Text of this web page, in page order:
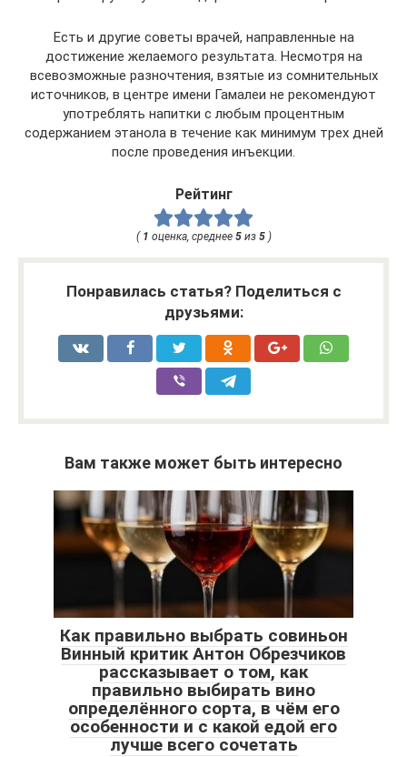
Есть и другие советы врачей, направленные на
достижение желаемого результата. Несмотря на
всевозможные разночтения, взятые из сомнительных
источников, в центре имени Гамалеи не рекомендуют
употреблять напитки с любым процентным
содержанием этанола в течение как минимум трех дней
после проведения инъекции.
Рейтинг
( 1 оценка, среднее 5из 5)
Понравилась статья? Поделиться с
друзьями:
Вам также может быть интересно
Как правильно выбрать совиньон
Винный критик Антон Обрезчиков
рассказывает о том, как
правильно выбирать вино
определённого сорта, в чём его
особенности и с какой едой его
лучше всего сочетать